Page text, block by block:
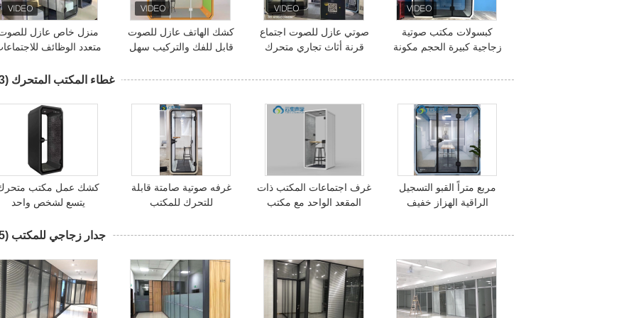
منزل خاص عازل
متعدد الوظائف
كشك الهاتف عازل للصوت
قابل للفك والتركيب سهل
صوتي عازل للصوت اجتماع
قرنة أثاث تجاري متحرك
كبسولات مكتب صوتية
زجاجية كبيرة الحجم مكونة
غطاء المكتب المتحرك (13)
كشك عمل مكتب
يتسع لشخص واحد
غرفه صوتية صامتة قابلة
للتحرك للمكتب
غرف اجتماعات المكتب ذات
المقعد الواحد مع مكتب
مربع متراً القبو التسجيل
الراقية الهزاز خفيف
جدار زجاجي للمكتب (65)